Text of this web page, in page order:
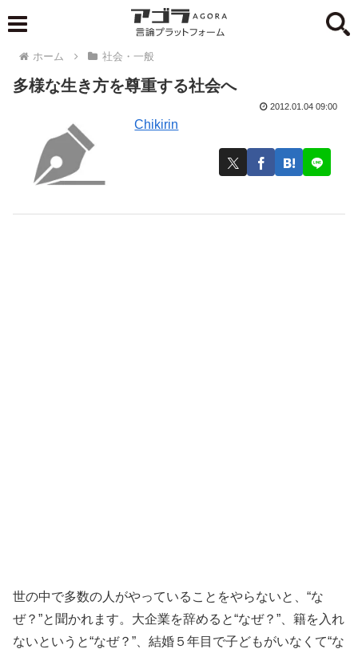
ホーム 社会・一般
多様な生き方を尊重する社会へ
Chikirin
2012.01.04 09:00
世の中で多数の人がやっていることをやらないと、“な
ぜ？”と聞かれます。大企業を辞めると“なぜ？”、籍を入れ
ないというと“なぜ？”、結婚５年目で子どもがいなくて“な